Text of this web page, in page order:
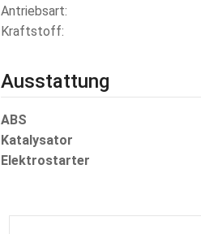
Antriebsart
Kraftstoff
Ausstattung
ABS
Katalysator
Elektrostarter